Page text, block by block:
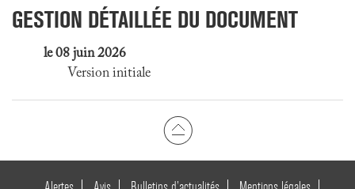
GESTION DÉTAILLÉE DU DOCUMENT
le 08 juin 2026
Version initiale